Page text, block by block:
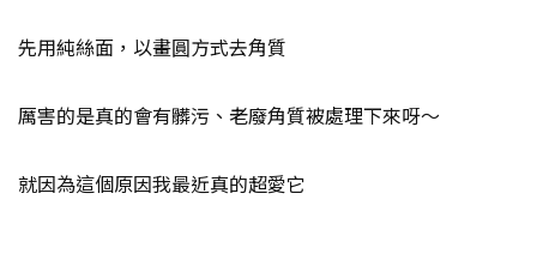
先用純絲面，以畫圓方式去角質
厲害的是真的會有髒污、老廢角質被處理下來呀～
就因為這個原因我最近真的超愛它